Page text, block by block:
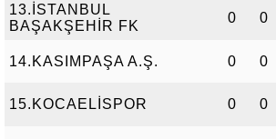
13.İSTANBUL
BAŞAKŞEHİR FK
0 0
14.KASIMPAŞA A.Ş. 0 0
15.KOCAELİSPOR 0 0